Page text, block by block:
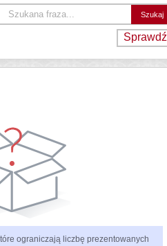
Sprawdź
ograniczają liczbę prezentowanych